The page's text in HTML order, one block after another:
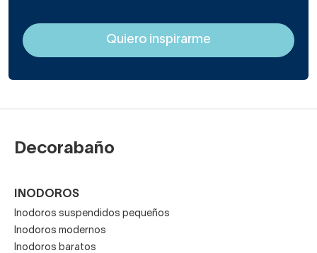
Decorabaño
INODOROS
Inodoros suspendidos pequeños
Inodoros modernos
Inodoros baratos